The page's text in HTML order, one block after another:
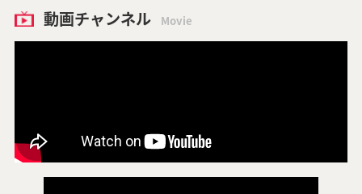
動画チャンネル Movie